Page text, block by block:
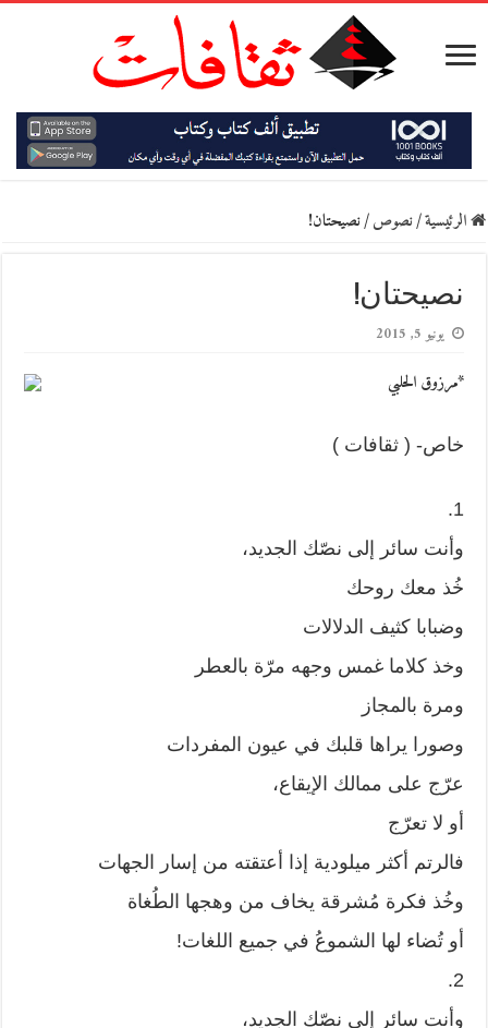
الرئيسية/نصوص/نصيحتان!
نصيحتان!
يونيو 5, 2015
*مرزوق الحلبي
خاص- ( ثقافات )
1.
وأنت سائر إلى نصّك الجديد،
خُذ معك روحك
وضبابا كثيف الدلالات
وخذ كلاما غمس وجهه مرّة بالعطر
ومرة بالمجاز
وصورا يراها قلبك في عيون المفردات
عرّج على ممالك الإيقاع،
أو لا تعرّج
فالرتم أكثر ميلودية إذا أعتقته من إسار الجهات
وخُذ فكرة مُشرقة يخاف من وهجها الطُغاة
أو تُضاء لها الشموعُ في جميع اللغات!
2.
وأنت سائر إلى نصّك الجديد،